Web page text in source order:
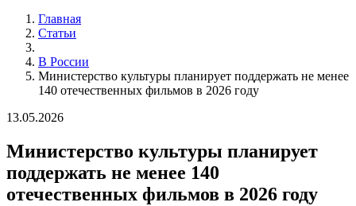
Главная
Статьи
В России
Министерство культуры планирует поддержать не менее
140 отечественных фильмов в 2026 году
13.05.2026
Министерство культуры планирует
поддержать не менее 140
отечественных фильмов в 2026 году